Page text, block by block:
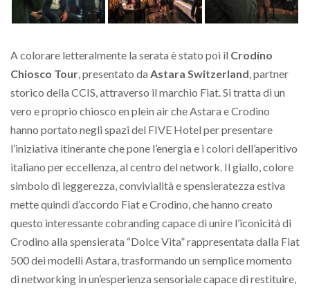
A colorare letteralmente la serata è stato poi il Crodino
Chiosco Tour, presentato da Astara Switzerland, partner
storico della CCIS, attraverso il marchio Fiat. Si tratta di un
vero e proprio chiosco en plein air che Astara e Crodino
hanno portato negli spazi del FIVE Hotel per presentare
l’iniziativa itinerante che pone l’energia e i colori dell’aperitivo
italiano per eccellenza, al centro del network. Il giallo, colore
simbolo di leggerezza, convivialità e spensieratezza estiva
mette quindi d’accordo Fiat e Crodino, che hanno creato
questo interessante cobranding capace di unire l’iconicità di
Crodino alla spensierata “Dolce Vita” rappresentata dalla Fiat
500 dei modelli Astara, trasformando un semplice momento
di networking in un’esperienza sensoriale capace di restituire,